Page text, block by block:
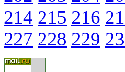
214 215 216
227 228 229